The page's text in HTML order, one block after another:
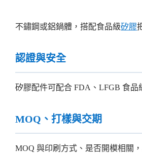
不鏽鋼或鋁鍋體，搭配食品級矽膠
認證與安全
矽膠配件可配合 FDA、LFGB 食品
MOQ、打樣與交期
MOQ 與印刷方式、是否開模相關